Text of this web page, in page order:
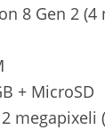
8 Gen 2 (4
+ MicroSD
megapixeli